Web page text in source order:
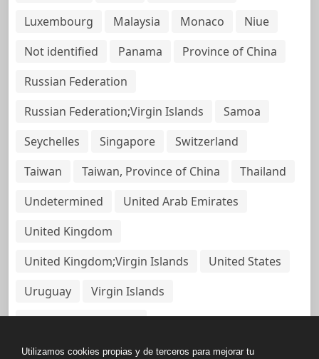
Luxembourg
Malaysia Monaco
Niue
Not identified
Panama
Province of China
Russian Federation
Russian Federation;Virgin Islands
Samoa
Seychelles
Singapore
Switzerland
Taiwan
Taiwan, Province of China
Thailand
Undetermined
United Arab Emirates
United Kingdom
United Kingdom;Virgin Islands
United States
Uruguay
Virgin Islands
Virgin Islands, British
Utilizamos cookies propias y de terceros para mejorar tu